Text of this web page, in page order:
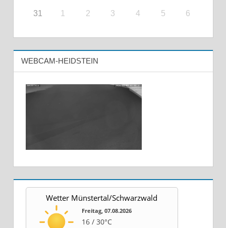
31 1 2 3 4 5 6
WEBCAM-HEIDSTEIN
Wetter Münstertal/Schwarzwald
Freitag, 07.08.2026
16 / 30°C